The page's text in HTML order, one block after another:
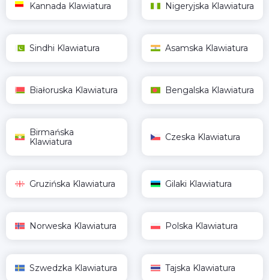
Kannada Klawiatura Nigeryjska Klawiatura
Sindhi Klawiatura Asamska Klawiatura
Białoruska Klawiatura Bengalska Klawiatura
Birmańska
Klawiatura
Czeska Klawiatura
Gruzińska Klawiatura Gilaki Klawiatura
Norweska Klawiatura Polska Klawiatura
Szwedzka Klawiatura Tajska Klawiatura